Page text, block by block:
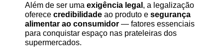
Além de ser uma exigência legal , a legalização
oferece credibilidade ao produto e segurança
alimentar ao consumidor — fatores essenciais
para conquistar espaço nas prateleiras dos
supermercados.